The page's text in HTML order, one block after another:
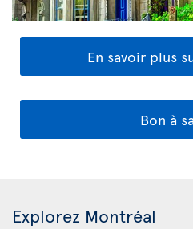
En savoir plus
Bon à
Explorez Montréal